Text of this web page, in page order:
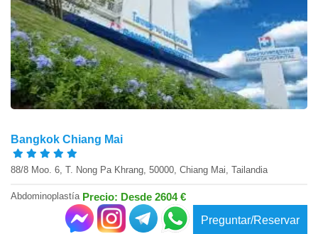
Bangkok Chiang Mai
88/8 Moo. 6, T. Nong Pa Khrang, 50000, Chiang Mai, Tailandia
Abdominoplastía Precio: Desde 2604 €
Preguntar/Reservar